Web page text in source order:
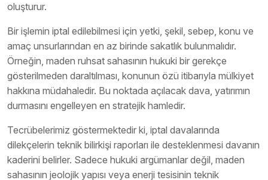
oluşturur.
Bir işlemin iptal edilebilmesi için yetki, şekil, sebep, konu ve
amaç unsurlarından en az birinde sakatlık bulunmalıdır.
Örneğin, maden ruhsat sahasının hukuki bir gerekçe
gösterilmeden daraltılması, konunun özü itibarıyla mülkiyet
hakkına müdahaledir. Bu noktada açılacak dava, yatırımın
durmasını engelleyen en stratejik hamledir.
Tecrübelerimiz göstermektedir ki, iptal davalarında
dilekçelerin teknik bilirkişi raporları ile desteklenmesi davanın
kaderini belirler. Sadece hukuki argümanlar değil, maden
sahasının jeolojik yapısı veya enerji tesisinin teknik